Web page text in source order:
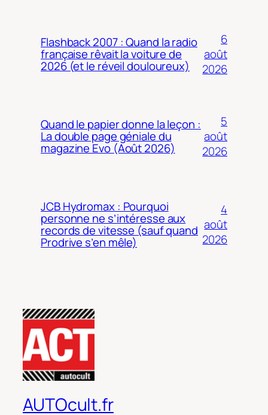
Flashback 2007 : Quand la radio
française rêvait la voiture de
2026 (et le réveil douloureux)
6
août
2026
Quand le papier donne la leçon :
La double page géniale du
magazine Evo (Août 2026)
5
août
2026
JCB Hydromax : Pourquoi
personne ne s’intéresse aux
records de vitesse (sauf quand
Prodrive s’en mêle)
4
août
2026
AUTOcult.fr